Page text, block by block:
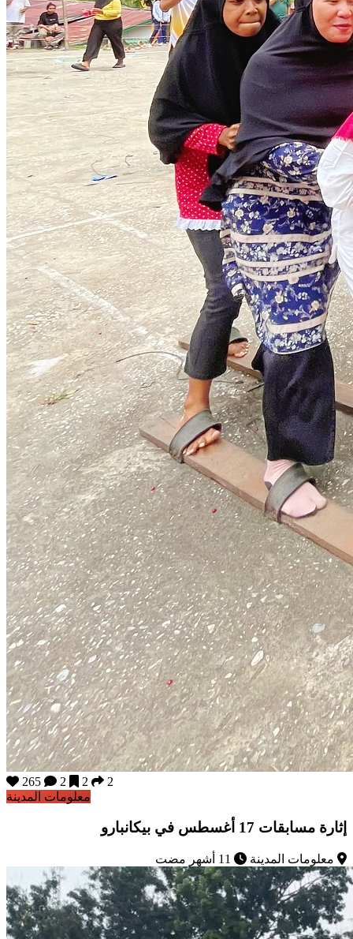
265 2 2
2
معلومات المدينة
إثارة مسابقات 17 أغسطس في بيكانبارو
معلومات المدينة